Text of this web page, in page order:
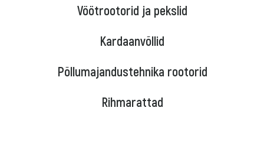
Vöötrootorid ja pekslid
Kardaanvõllid
Põllumajandustehnika rootorid
Rihmarattad